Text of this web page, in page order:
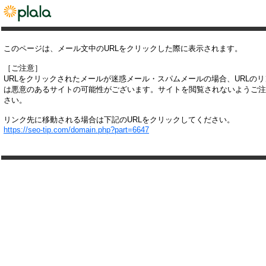
このページは、メール文中のURLをクリックした際に表示されます。
［ご注意］
URLをクリックされたメールが迷惑メール・スパムメールの場合、URLの
は悪意のあるサイトの可能性がございます。サイトを閲覧されないようご
さい。
リンク先に移動される場合は下記のURLをクリックしてください。
https://seo-tip.com/domain.php?part=6647